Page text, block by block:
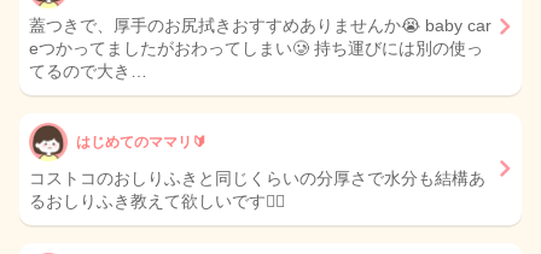
蓋つきで、厚手のお尻拭きおすすめありませんか😭 baby car
eつかってましたがおわってしまい🥲 持ち運びには別の使っ
てるので大き…
はじめてのママリ🔰
コストコのおしりふきと同じくらいの分厚さで水分も結構あ
るおしりふき教えて欲しいです🙇‍♀️